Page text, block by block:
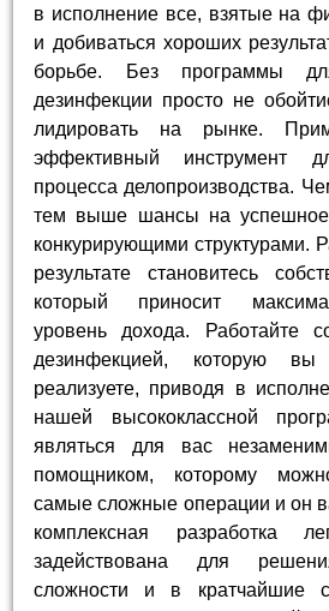
в исполнение все, взятые на
и добиваться хороших
борьбе. Без программы
дезинфекции просто не
лидировать на рынке.
эффективный инструмент
процесса делопроизводства.
тем выше шансы на успешное
конкурирующими структурами.
результате становитесь
который приносит
уровень дохода. Работайте
дезинфекцией, которую
реализуете, приводя в
нашей высококлассной
являться для вас
помощником, которому
самые сложные операции и он
комплексная разработка
задействована для
сложности и в кратчайшие